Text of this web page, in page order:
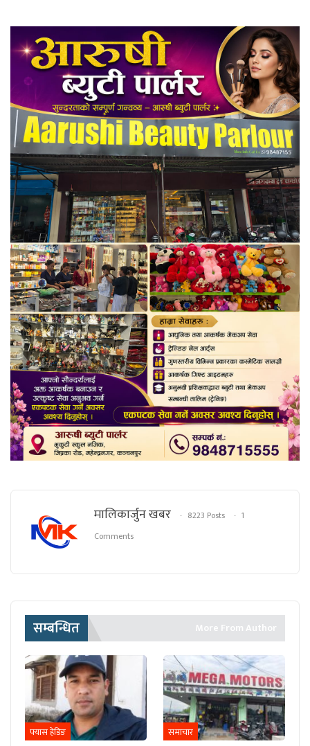
मालिकार्जुन खबर 8223 Posts
1
Comments
सम्बन्धित More From Author
फ्यास हेडिङ समाचार